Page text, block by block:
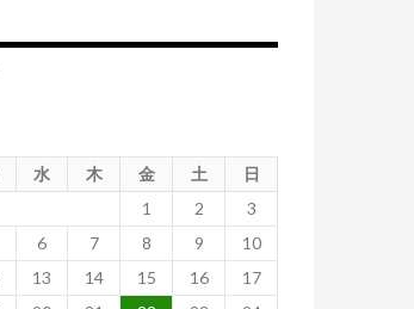
水 木 金 土
日
1
2
3
6 7 8 9
10
13 14 15 16
17